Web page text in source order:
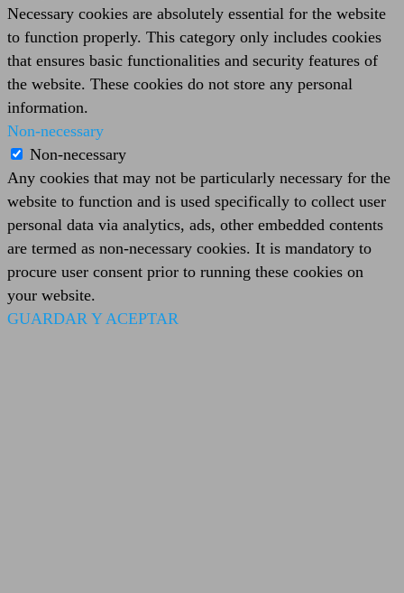
Necessary cookies are absolutely essential for the website
to function properly. This category only includes cookies
that ensures basic functionalities and security features of
the website. These cookies do not store any personal
information.
Non-necessary
Non-necessary
Any cookies that may not be particularly necessary for the
website to function and is used specifically to collect user
personal data via analytics, ads, other embedded contents
are termed as non-necessary cookies. It is mandatory to
procure user consent prior to running these cookies on
your website.
GUARDAR Y ACEPTAR